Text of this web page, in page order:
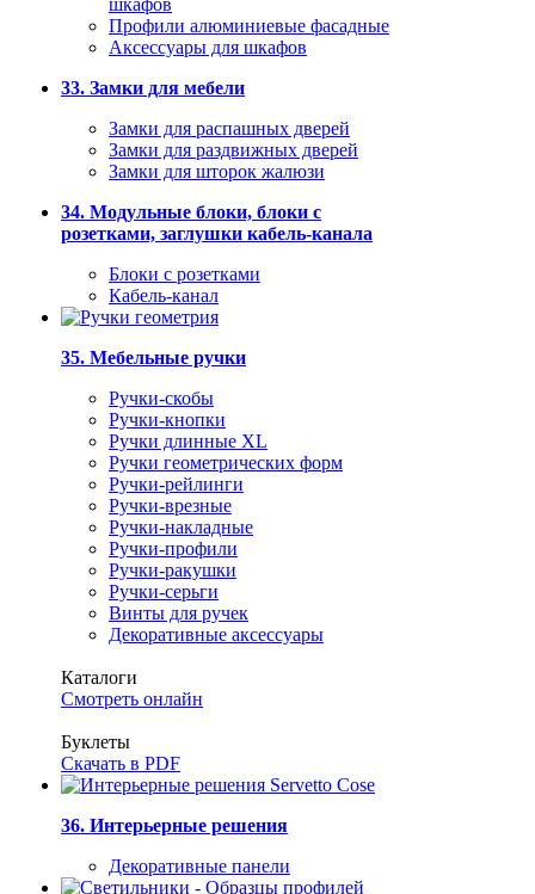
шкафов
Профили алюминиевые фасадные
Аксессуары для шкафов
33. Замки для мебели
Замки для распашных дверей
Замки для раздвижных дверей
Замки для шторок жалюзи
34. Модульные блоки, блоки с
розетками, заглушки кабель-канала
Блоки с розетками
Кабель-канал
35. Мебельные ручки
Ручки-скобы
Ручки-кнопки
Ручки длинные XL
Ручки геометрических форм
Ручки-рейлинги
Ручки-врезные
Ручки-накладные
Ручки-профили
Ручки-ракушки
Ручки-серьги
Винты для ручек
Декоративные аксессуары
Каталоги
Смотреть онлайн
Буклеты
Скачать в PDF
36. Интерьерные решения
Декоративные панели